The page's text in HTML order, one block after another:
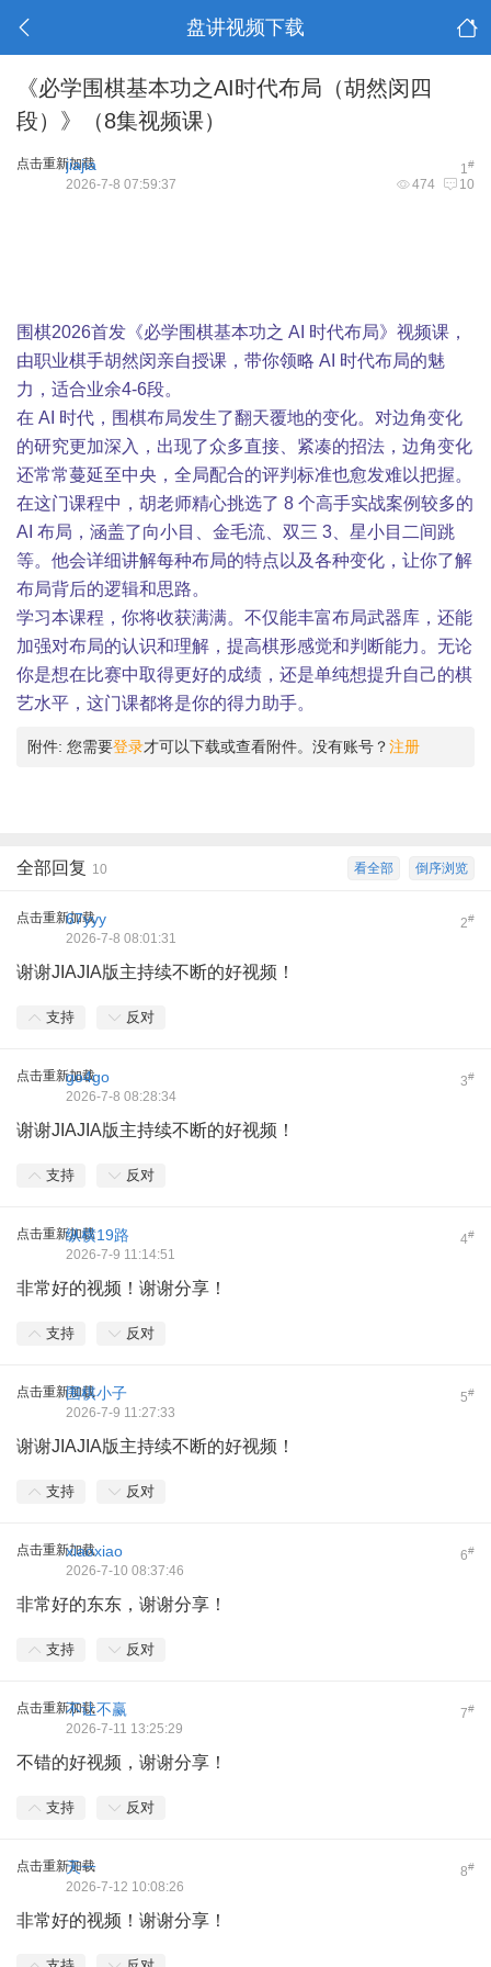
盘讲视频下载
《必学围棋基本功之AI时代布局（胡然闵四
段）》（8集视频课）
点击重新加载 1#
jiajia
474 10
2026-7-8 07:59:37
围棋2026首发《必学围棋基本功之 AI 时代布局》视频课，
由职业棋手胡然闵亲自授课，带你领略 AI 时代布局的魅
力，适合业余4-6段。
在 AI 时代，围棋布局发生了翻天覆地的变化。对边角变化
的研究更加深入，出现了众多直接、紧凑的招法，边角变化
还常常蔓延至中央，全局配合的评判标准也愈发难以把握。
在这门课程中，胡老师精心挑选了 8 个高手实战案例较多的
AI 布局，涵盖了向小目、金毛流、双三 3、星小目二间跳
等。他会详细讲解每种布局的特点以及各种变化，让你了解
布局背后的逻辑和思路。
学习本课程，你将收获满满。不仅能丰富布局武器库，还能
加强对布局的认识和理解，提高棋形感觉和判断能力。无论
你是想在比赛中取得更好的成绩，还是单纯想提升自己的棋
艺水平，这门课都将是你的得力助手。
附件: 您需要登录才可以下载或查看附件。没有账号？注册
倒序浏览
看全部
全部回复 10
点击重新加载 2#
67yyy
2026-7-8 08:01:31
谢谢JIAJIA版主持续不断的好视频！
支持 反对
点击重新加载 3#
go4go
2026-7-8 08:28:34
谢谢JIAJIA版主持续不断的好视频！
支持 反对
点击重新加载 4#
纵横19路
2026-7-9 11:14:51
非常好的视频！谢谢分享！
支持 反对
点击重新加载 5#
围棋小子
2026-7-9 11:27:33
谢谢JIAJIA版主持续不断的好视频！
支持 反对
点击重新加载 6#
xiaoxiao
2026-7-10 08:37:46
非常好的东东，谢谢分享！
支持 反对
点击重新加载 7#
不让不赢
2026-7-11 13:25:29
不错的好视频，谢谢分享！
支持 反对
点击重新加载 8#
天一
2026-7-12 10:08:26
非常好的视频！谢谢分享！